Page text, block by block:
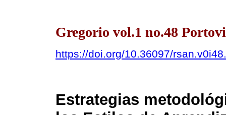
Gregorio vol.1 no.48
https://doi.org/10.36097/
Estrategias